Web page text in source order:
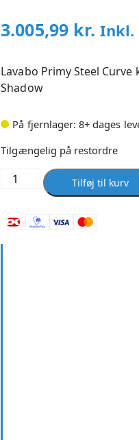
3.005,99 kr. Inkl.
Lavabo Primy Steel
Shadow
På fjernlager: 8+ dages
Tilgængelig på restordre
Lavabo
Curve
køkkenarmatur
Tilføj til kurv